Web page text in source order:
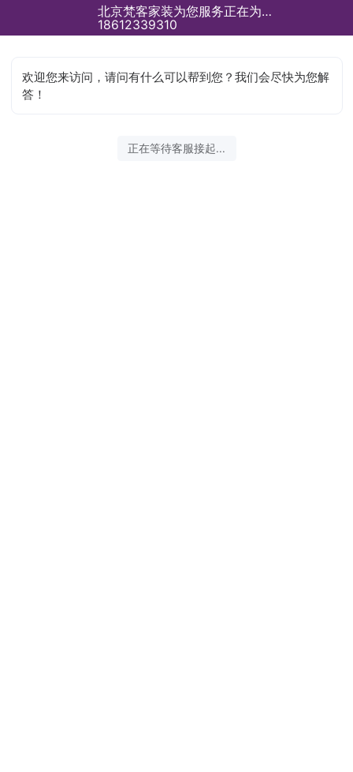
北京梵客家装为您服务正在为您服务
18612339310
欢迎您来访问，请问有什么可以帮到您？我们会尽快为您解
答！
正在等待客服接起...